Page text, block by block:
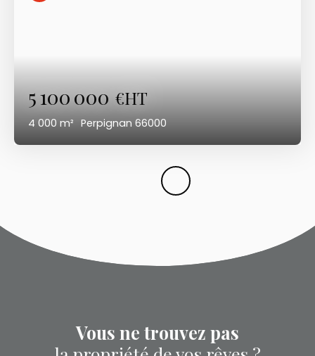
5 100 000€HT
4 000 m² Perpignan 66000
Vous ne trouvez pas